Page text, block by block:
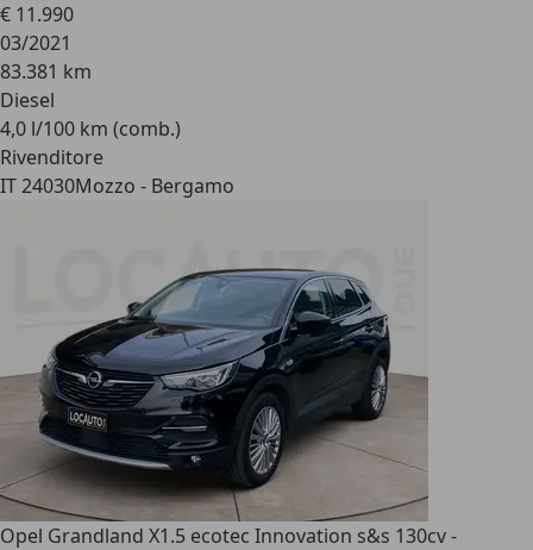
€ 11.990
03/2021
83.381 km
Diesel
4,0 l/100 km (comb.)
Rivenditore
IT 24030Mozzo - Bergamo
Opel Grandland X1.5 ecotec Innovation s&s 130cv -